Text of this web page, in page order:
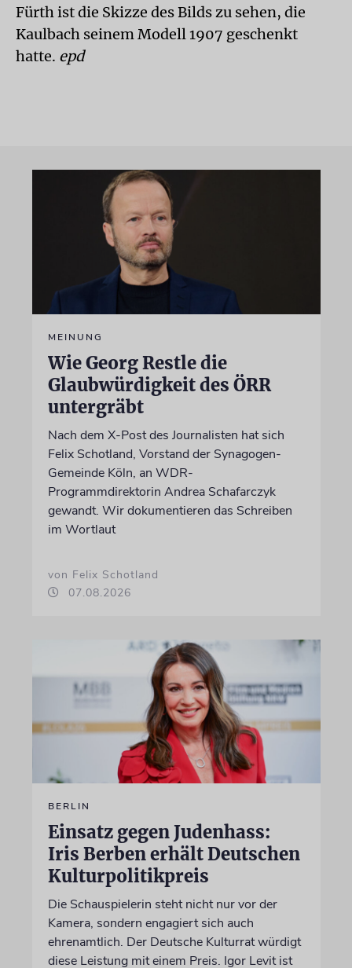
Fürth ist die Skizze des Bilds zu sehen, die
Kaulbach seinem Modell 1907 geschenkt
hatte. epd
MEINUNG
Wie Georg Restle die
Glaubwürdigkeit des ÖRR
untergräbt
Nach dem X-Post des Journalisten hat sich
Felix Schotland, Vorstand der Synagogen-
Gemeinde Köln, an WDR-
Programmdirektorin Andrea Schafarczyk
gewandt. Wir dokumentieren das Schreiben
im Wortlaut
von Felix Schotland
07.08.2026
BERLIN
Einsatz gegen Judenhass:
Iris Berben erhält Deutschen
Kulturpolitikpreis
Die Schauspielerin steht nicht nur vor der
Kamera, sondern engagiert sich auch
ehrenamtlich. Der Deutsche Kulturrat würdigt
diese Leistung mit einem Preis. Igor Levit ist